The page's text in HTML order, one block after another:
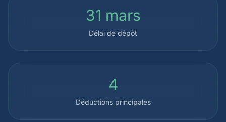
31 mars
Délai de dépôt
4
Déductions principales